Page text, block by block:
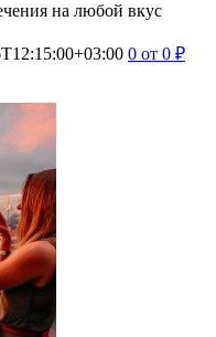
на любой вкус
0 от 0 ₽